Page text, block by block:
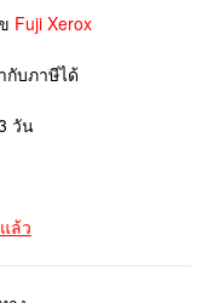
Fuji Xerox
กับภาษีได้
วัน
ล้ว